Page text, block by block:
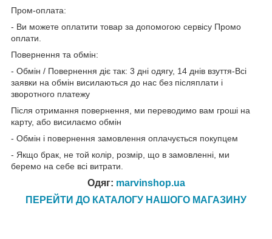
Пром-оплата:
- Ви можете оплатити товар за допомогою сервісу Промо
оплати.
Повернення та обмін:
- Обмін / Повернення діє так: 3 дні одягу, 14 днів взуття-Всі
заявки на обмін висилаються до нас без післяплати і
зворотного платежу
Після отримання повернення, ми переводимо вам гроші на
карту, або висилаємо обмін
- Обмін і повернення замовлення оплачується покупцем
- Якщо брак, не той колір, розмір, що в замовленні, ми
беремо на себе всі витрати.
Одяг: marvinshop.ua
ПЕРЕЙТИ ДО КАТАЛОГУ НАШОГО МАГАЗИНУ